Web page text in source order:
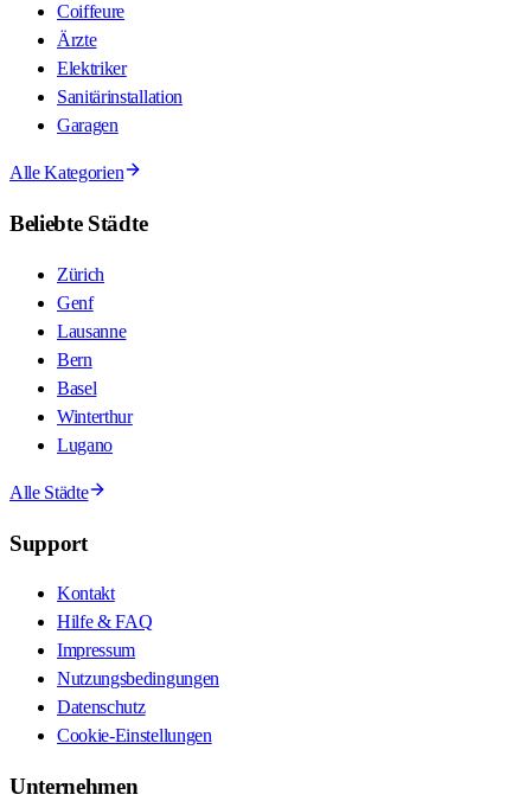
Coiffeure
Ärzte
Elektriker
Sanitärinstallation
Garagen
Alle Kategorien
Beliebte Städte
Zürich
Genf
Lausanne
Bern
Basel
Winterthur
Lugano
Alle Städte
Support
Kontakt
Hilfe & FAQ
Impressum
Nutzungsbedingungen
Datenschutz
Cookie-Einstellungen
Unternehmen